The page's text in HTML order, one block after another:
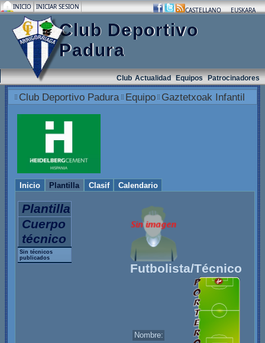
INICIO INICIAR SESION . . . CASTELLANO EUSKARA
Club Deportivo
Padura
Club Actualidad Equipos Patrocinadores
Club Deportivo Padura Equipo Gaztetxoak Infantil
Inicio Plantilla Clasif Calendario
Plantilla
Cuerpo
técnico
Sin técnicos
publicados
Futbolista/Técnico
Nombre: